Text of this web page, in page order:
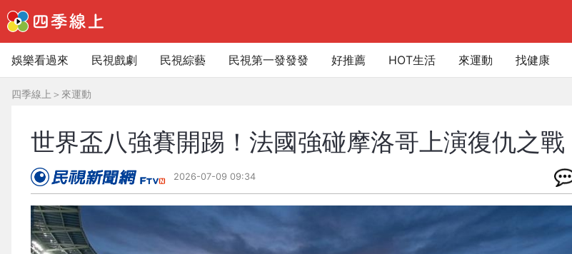
娛樂看過來 民視戲劇 民視綜藝 民視第一發發發 好推薦 HOT生活 來運動 找健康
四季線上 ＞ 來運動
世界盃八強賽開踢！法國強碰摩洛哥上演復仇之戰
2026-07-09 09:34